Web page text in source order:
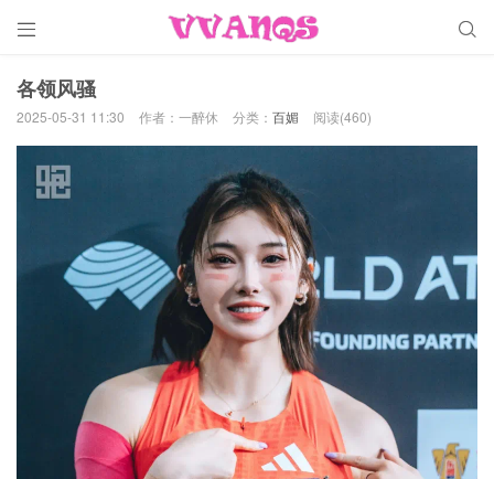
 
各领风骚
2025-05-31 11:30 作者：一醉休 分类： 百媚 阅读(460)